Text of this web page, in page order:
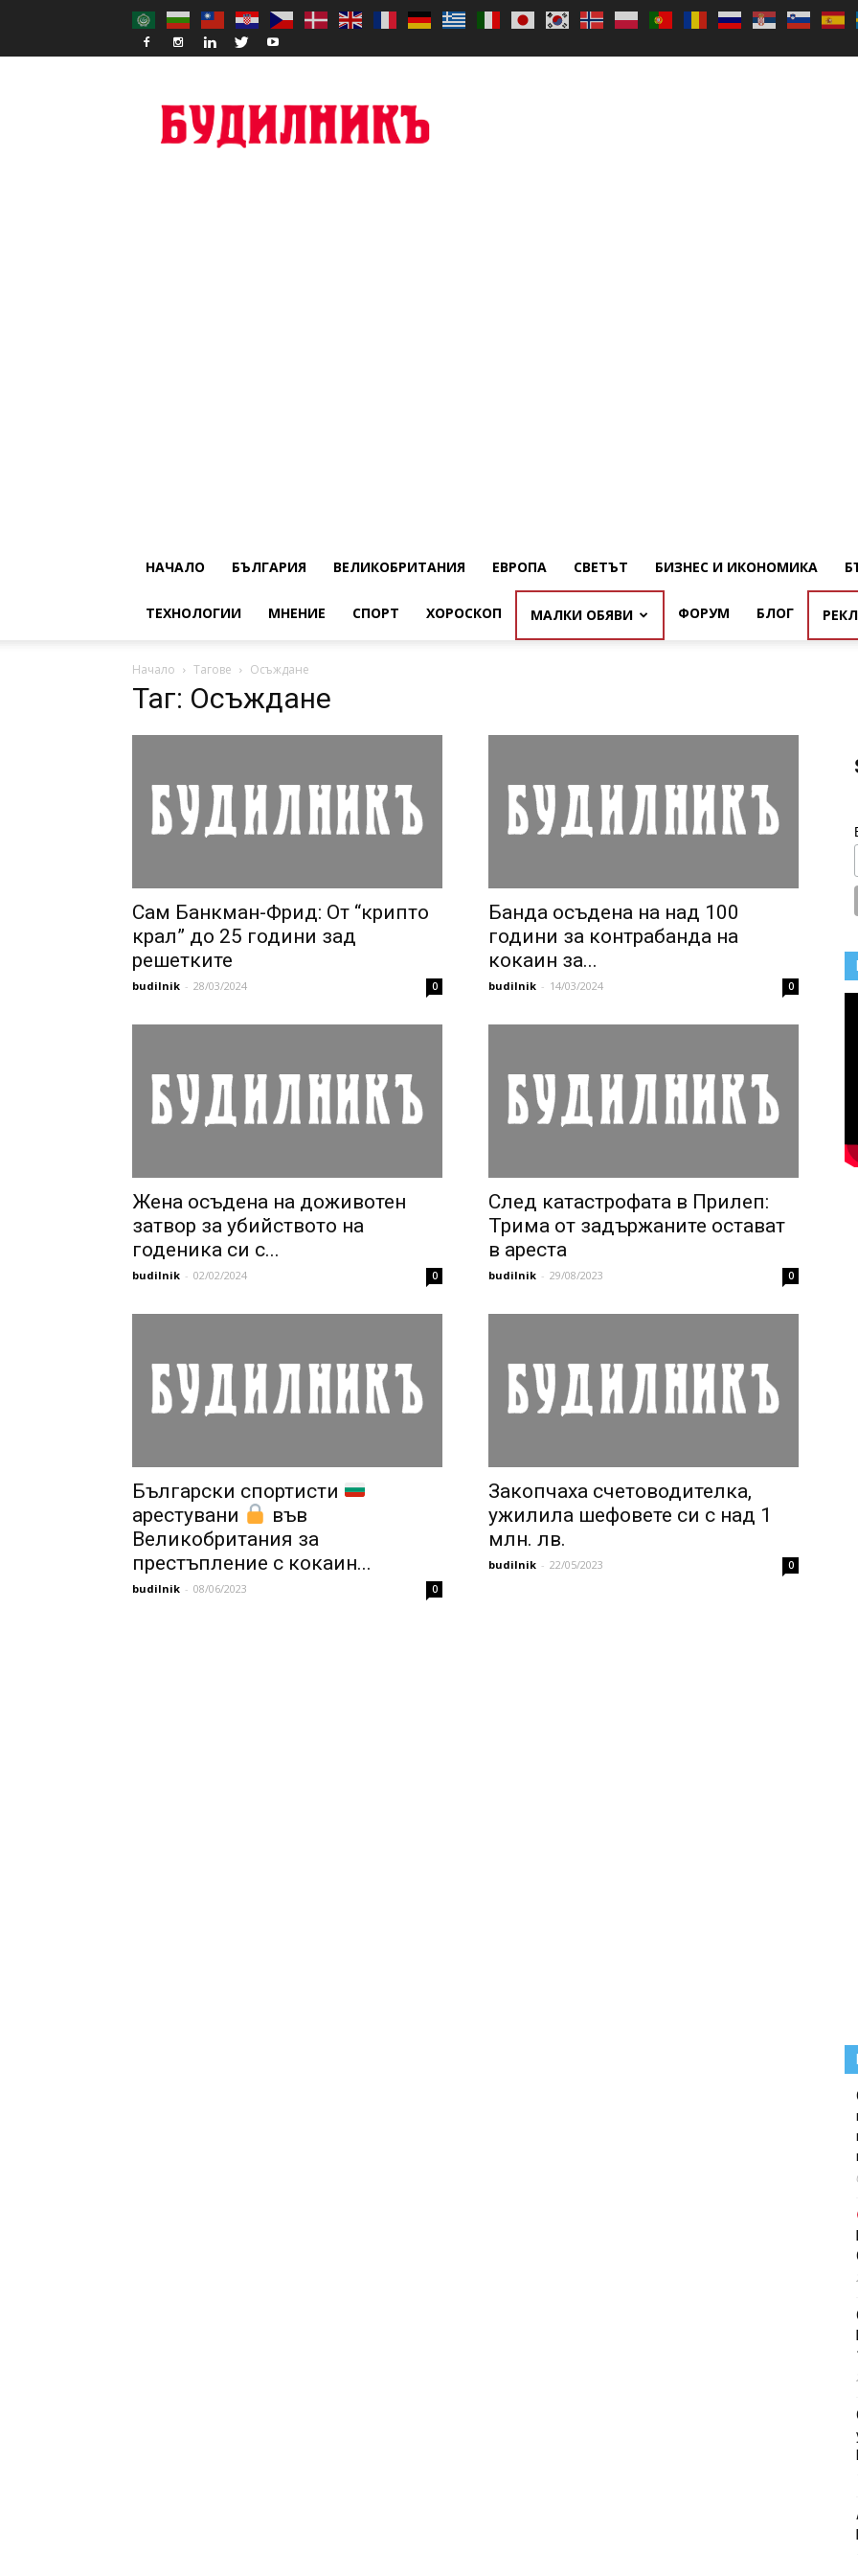
НАЧАЛО БЪЛГАРИЯ ВЕЛИКОБРИТАНИЯ ЕВРОПА СВЕТЪТ БИЗНЕС И ИКОНОМИКА
ТЕХНОЛОГИИ МНЕНИЕ СПОРТ ХОРОСКОП МАЛКИ ОБЯВИ ФОРУМ БЛОГ
Начало Тагове Осъждане
Таг: Осъждане
Сам Банкман-Фрид: От “крипто
крал” до 25 години зад
решетките
budilnik - 28/03/2024 0
Банда осъдена на над 100
години за контрабанда на
кокаин за...
budilnik - 14/03/2024 0
Жена осъдена на доживотен
затвор за убийството на
годеника си с...
budilnik - 02/02/2024 0
След катастрофата в Прилеп:
Трима от задържаните остават
в ареста
budilnik - 29/08/2023 0
Български спортисти
арестувани
във
Великобритания за
престъпление с кокаин...
budilnik - 08/06/2023 0
Закопчаха счетоводителка,
ужилила шефовете си с над 1
млн. лв.
budilnik - 22/05/2023 0